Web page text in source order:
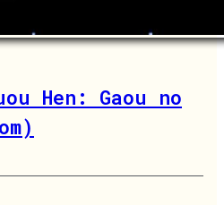
Hen: Gaou no